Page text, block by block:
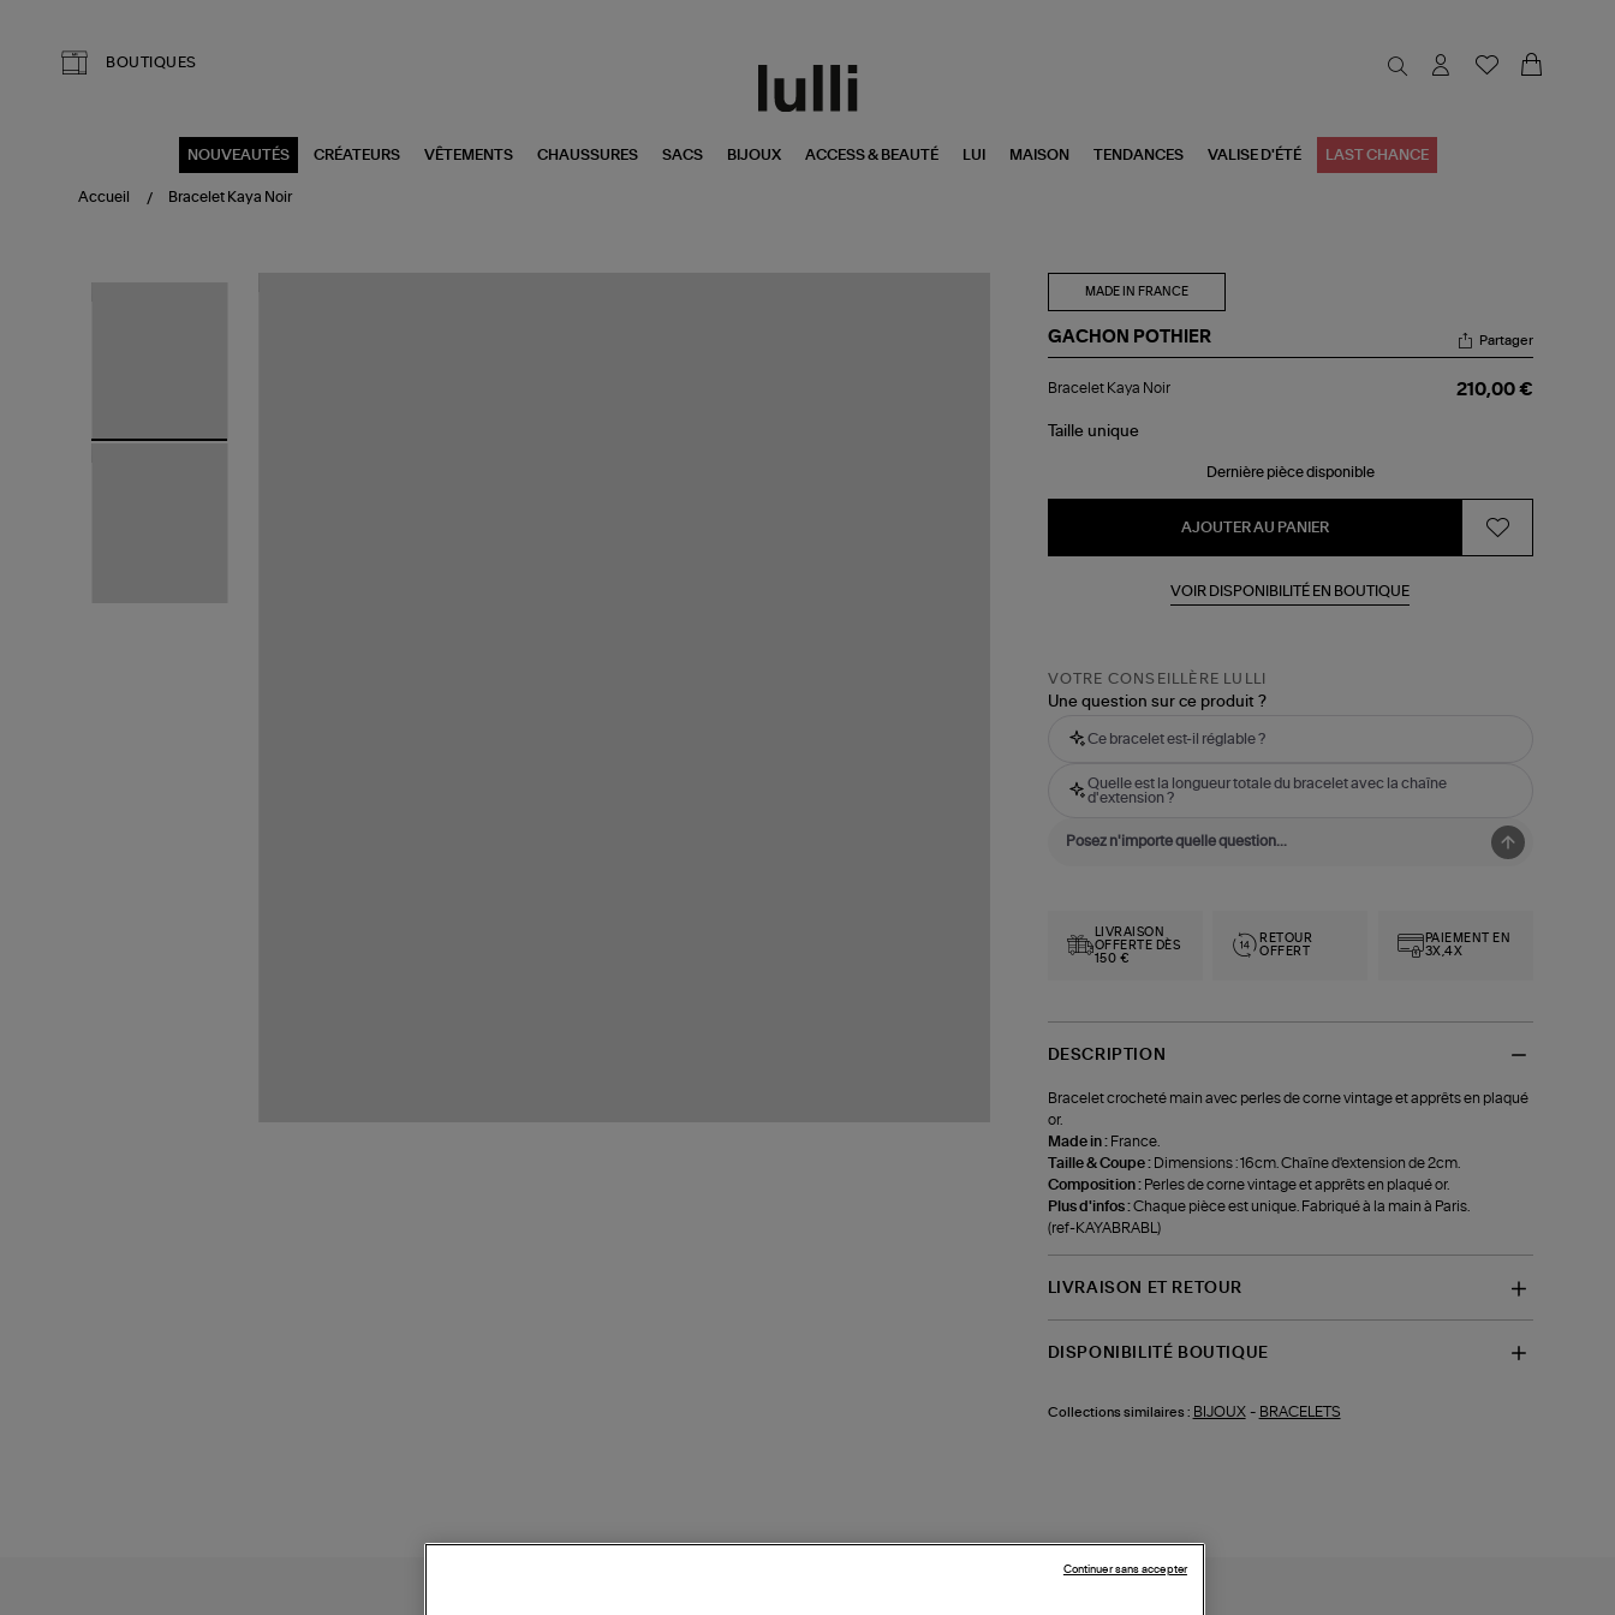
BOUTIQUES
NOUVEAUTÉS CRÉATEURS VÊTEMENTS CHAUSSURES SACS BIJOUX ACCESS & BEAUTÉ LUI MAISON TENDANCES VALISE D'ÉTÉ LAST CHANCE
Accueil Bracelet Kaya Noir
MADE IN FRANCE
GACHON POTHIER
Kaya
Partager
Bracelet Kaya Noir 210,00 €
Taille unique
Dernière pièce disponible
AJOUTER AU PANIER
VOIR DISPONIBILITÉ EN BOUTIQUE
VOTRE CONSEILLÈRE LULLI
Une question sur ce produit ?
Ce bracelet est-il réglable ?
Quelle est la longueur totale du bracelet avec la chaîne
d'extension ?
LIVRAISON
OFFERTE DÈS
150 €
RETOUR
OFFERT
PAIEMENT EN
3X,4X
DESCRIPTION
Bracelet crocheté main avec perles de corne vintage et apprêts en plaqué
or.
Made in : France.
Taille & Coupe : Dimensions : 16cm. Chaîne d'extension de 2cm.
Composition : Perles de corne vintage et apprêts en plaqué or.
Plus d'infos :Chaque pièce est unique. Fabriqué à la main à Paris.
(ref-KAYABRABL)
LIVRAISON ET RETOUR
DISPONIBILITÉ BOUTIQUE
Collections similaires : BIJOUX- BRACELETS
Continuer sans accepter